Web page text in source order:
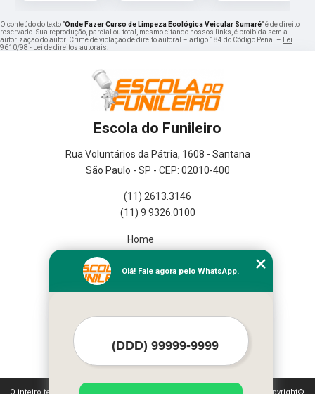
O conteúdo do texto "Onde Fazer Curso de Limpeza Ecológica Veicular Sumaré" é de direito
reservado. Sua reprodução, parcial ou total, mesmo citando nossos links, é proibida sem a
autorização do autor. Crime de violação de direito autoral – artigo 184 do Código Penal –
Lei
9610/98 - Lei de direitos autorais
Escola do Funileiro
Rua Voluntários da Pátria, 1608 - Santana
São Paulo - SP - CEP: 02010-400
(11) 2613.3146
(11) 9 9326.0100
Home
Missão
Mapa do site
Olá! Fale agora pelo WhatsApp.